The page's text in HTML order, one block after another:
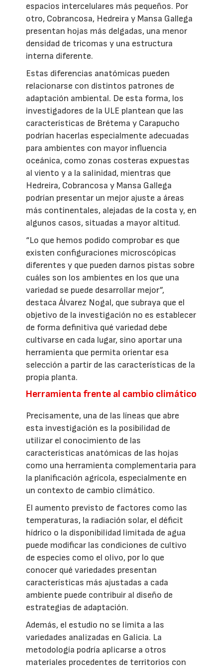
espacios intercelulares más pequeños. Por
otro, Cobrancosa, Hedreira y Mansa Gallega
presentan hojas más delgadas, una menor
densidad de tricomas y una estructura
interna diferente.
Estas diferencias anatómicas pueden
relacionarse con distintos patrones de
adaptación ambiental. De esta forma, los
investigadores de la ULE plantean que las
características de Brétema y Carapucho
podrían hacerlas especialmente adecuadas
para ambientes con mayor influencia
oceánica, como zonas costeras expuestas
al viento y a la salinidad, mientras que
Hedreira, Cobrancosa y Mansa Gallega
podrían presentar un mejor ajuste a áreas
más continentales, alejadas de la costa y, en
algunos casos, situadas a mayor altitud.
“Lo que hemos podido comprobar es que
existen configuraciones microscópicas
diferentes y que pueden darnos pistas sobre
cuáles son los ambientes en los que una
variedad se puede desarrollar mejor”,
destaca Álvarez Nogal, que subraya que el
objetivo de la investigación no es establecer
de forma definitiva qué variedad debe
cultivarse en cada lugar, sino aportar una
herramienta que permita orientar esa
selección a partir de las características de la
propia planta.
Herramienta frente al cambio climático
Precisamente, una de las líneas que abre
esta investigación es la posibilidad de
utilizar el conocimiento de las
características anatómicas de las hojas
como una herramienta complementaria para
la planificación agrícola, especialmente en
un contexto de cambio climático.
El aumento previsto de factores como las
temperaturas, la radiación solar, el déficit
hídrico o la disponibilidad limitada de agua
puede modificar las condiciones de cultivo
de especies como el olivo, por lo que
conocer qué variedades presentan
características más ajustadas a cada
ambiente puede contribuir al diseño de
estrategias de adaptación.
Además, el estudio no se limita a las
variedades analizadas en Galicia. La
metodología podría aplicarse a otros
materiales procedentes de territorios con